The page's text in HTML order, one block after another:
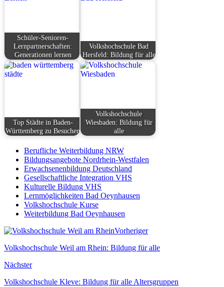
Schüler-Senioren-
Lernpartnerschaften:
Generationen lernen
Volkshochschule Bad
Hersfeld: Bildung für alle
Top Städte in Baden-
Württemberg zu Besuchen
Volkshochschule
Wiesbaden: Bildung für
alle
Berufliche Weiterbildung NRW
Bildungsangebote Nordrhein-Westfalen
Erwachsenenbildung Deutschland
Gesellschaftliche Integration VHS
Kulturelle Bildung VHS
Lernmöglichkeiten Bad Oeynhausen
Volkshochschule Kurse
Weiterbildung Bad Oeynhausen
Vorheriger
Volkshochschule Weil am Rhein: Bildung für alle
Nächster
Volkshochschule Kleve: Bildung für alle Altersgruppen